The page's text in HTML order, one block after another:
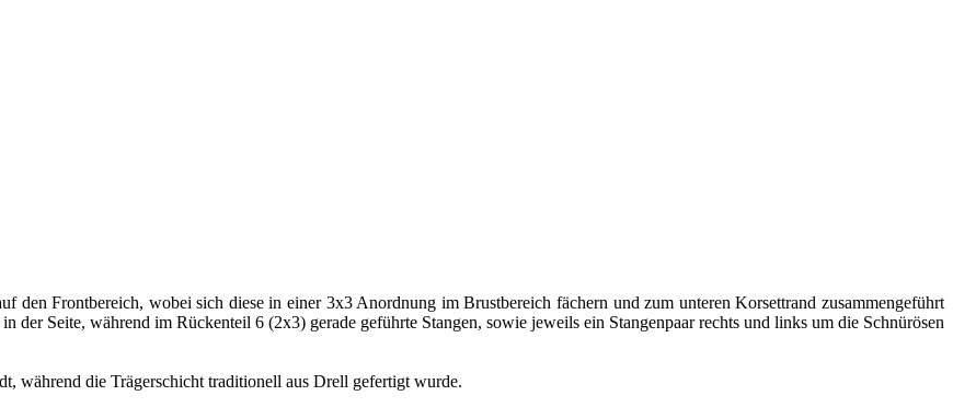
den Frontbereich, wobei sich diese in einer 3x3 Anordnung im Brustbereich fächern und zum unteren Korsettrand zusammengeführt
der Seite, während im Rückenteil 6 (2x3) gerade geführte Stangen, sowie jeweils ein Stangenpaar rechts und links um die Schnürösen
während die Trägerschicht traditionell aus Drell gefertigt wurde.